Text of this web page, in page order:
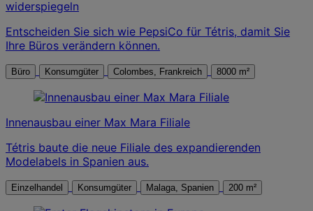
widerspiegeln
Entscheiden Sie sich wie PepsiCo für Tétris, damit Sie
Ihre Büros verändern können.
Büro Konsumgüter Colombes, Frankreich 8000 m²
Innenausbau einer Max Mara Filiale
Tétris baute die neue Filiale des expandierenden
Modelabels in Spanien aus.
Einzelhandel Konsumgüter Malaga, Spanien 200 m²